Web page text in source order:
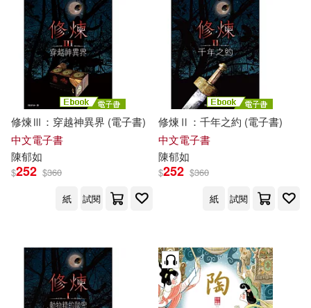
修煉Ⅲ：穿越神異界 (電子書)
中文電子書
陳郁如
$252 $360
紙
試閱
修煉Ⅱ：千年之約 (電子書)
中文電子書
陳郁如
$252 $360
紙
試閱